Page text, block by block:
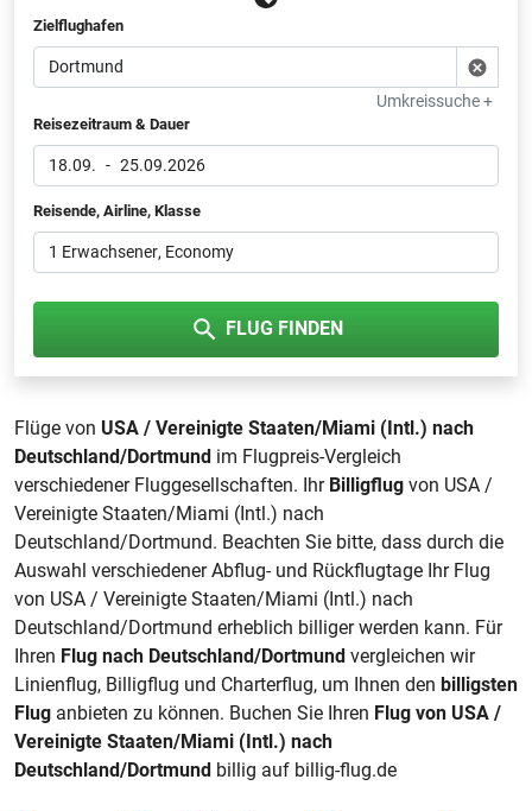
Zielflughafen
Umkreissuche +
Reisezeitraum & Dauer
18.09. - 25.09.2026
Reisende, Airline, Klasse
1 Erwachsener, Economy
FLUG FINDEN
Flüge von USA / Vereinigte Staaten/Miami (Intl.) nach
Deutschland/Dortmund im Flugpreis-Vergleich
verschiedener Fluggesellschaften. Ihr Billigflug von USA /
Vereinigte Staaten/Miami (Intl.) nach
Deutschland/Dortmund. Beachten Sie bitte, dass durch die
Auswahl verschiedener Abflug- und Rückflugtage Ihr Flug
von USA / Vereinigte Staaten/Miami (Intl.) nach
Deutschland/Dortmund erheblich billiger werden kann. Für
Ihren Flug nach Deutschland/Dortmund vergleichen wir
Linienflug, Billigflug und Charterflug, um Ihnen den billigsten
Flug anbieten zu können. Buchen Sie Ihren Flug von USA /
Vereinigte Staaten/Miami (Intl.) nach
Deutschland/Dortmund billig auf billig-flug.de